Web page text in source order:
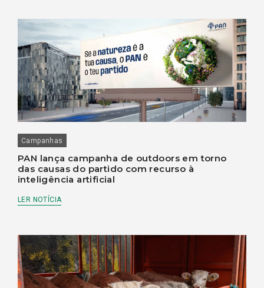
Campanhas
PAN lança campanha de outdoors em torno
das causas do partido com recurso à
inteligência artificial
LER NOTÍCIA